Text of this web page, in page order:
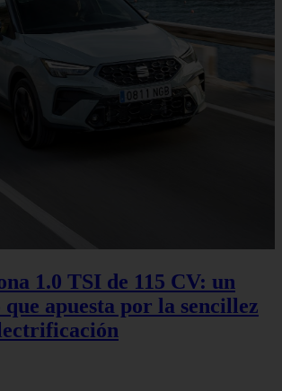
1.0 TSI de 115 CV: un
apuesta por la sencillez